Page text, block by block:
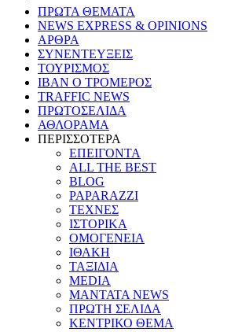
ΠΡΩΤΑ ΘΕΜΑΤΑ
NEWS EXPRESS & OPINIONS
ΑΡΘΡΑ
ΣΥΝΕΝΤΕΥΞΕΙΣ
ΤΟΥΡΙΣΜΟΣ
ΙΒΑΝ Ο ΤΡΟΜΕΡΟΣ
TRAFFIC NEWS
ΠΡΩΤΟΣΕΛΙΔΑ
ΑΘΛΟΡΑΜΑ
ΠΕΡΙΣΣΟΤΕΡΑ
ΕΠΕΙΓΟΝΤΑ
ALL THE BEST
BLOG
PAPARAZZI
ΤΕΧΝΕΣ
ΙΣΤΟΡΙΚΑ
ΟΜΟΓΕΝΕΙΑ
ΙΘΑΚΗ
ΤΑΞΙΔΙΑ
MEDIA
MANTATA NEWS
ΠΡΩΤΗ ΣΕΛΙΔΑ
ΚΕΝΤΡΙΚΟ ΘΕΜΑ